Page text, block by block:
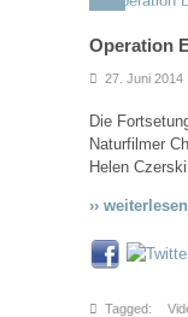
Operation
27. Juni 2014
Die
Naturfilmer
Helen
›› weiterlesen
Tagged: